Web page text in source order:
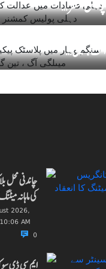
پولیس کمشنر…
08 July 2026, 10:24 PM
آگ ، تین…
چاندنی محل
کی ماہانہ
2026,
10:06 AM
0
ایم سی ڈی